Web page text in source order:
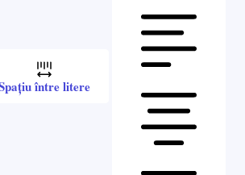
între litere